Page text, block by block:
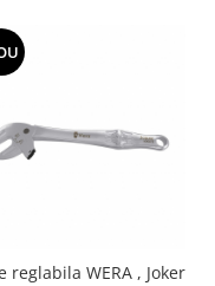
reglabila WERA , Joker